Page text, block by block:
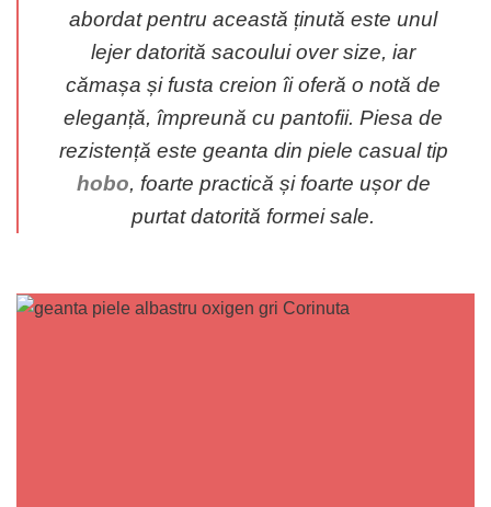
abordat pentru această ținută este unul
lejer datorită sacoului over size, iar
cămașa și fusta creion îi oferă o notă de
eleganță, împreună cu pantofii. Piesa de
rezistență este geanta din piele casual tip
hobo, foarte practică și foarte ușor de
purtat datorită formei sale.